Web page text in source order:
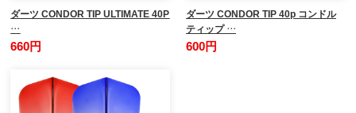
ダーツ CONDOR TIP ULTIMATE 40P
…
660円
ダーツ CONDOR TIP 40p コンドル
ティップ …
600円